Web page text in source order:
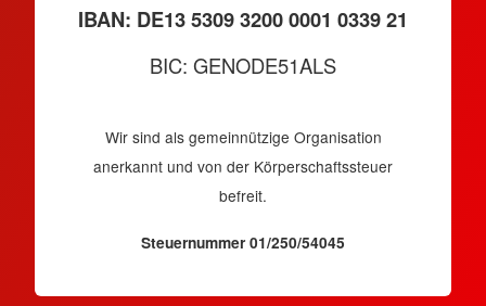
IBAN: DE13 5309 3200 0001 0339 21
BIC: GENODE51ALS
Wir sind als gemeinnützige Organisation
anerkannt und von der Körperschaftssteuer
befreit.
Steuernummer 01/250/54045